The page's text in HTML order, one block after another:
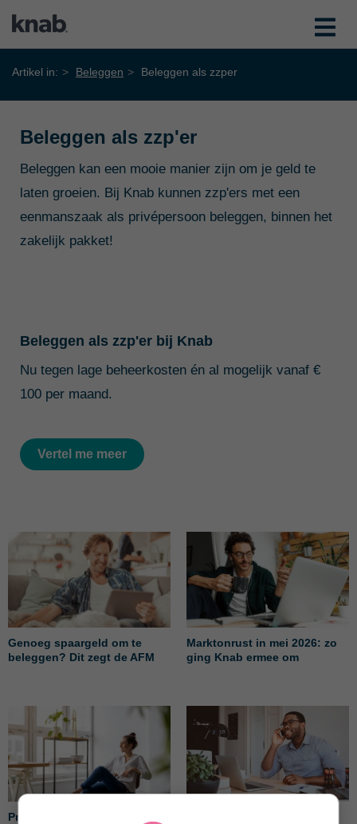
Artikel in: Beleggen Beleggen als zzper
Beleggen als zzp'er
Beleggen kan een mooie manier zijn om je geld te
laten groeien. Bij Knab kunnen zzp'ers met een
eenmanszaak als privépersoon beleggen, binnen het
zakelijk pakket!
Beleggen als zzp'er bij Knab
Nu tegen lage beheerkosten én al mogelijk vanaf €
100 per maand.
Vertel me meer
Genoeg spaargeld om te
beleggen? Dit zegt de AFM
Marktonrust in mei 2026: zo
ging Knab ermee om
Privé of zakelijk beleggen als